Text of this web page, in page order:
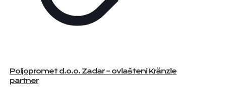
Poljopromet d.o.o. Zadar – ovlašteni Kränzle
partner